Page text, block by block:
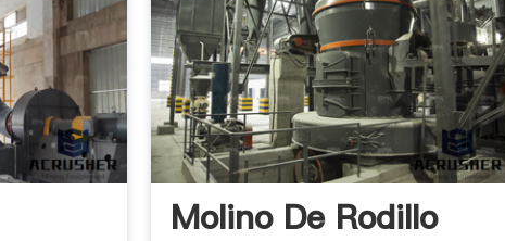
Molino De Rodillo